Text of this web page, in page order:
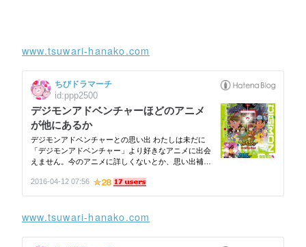
www.tsuwari-hanako.com
www.tsuwari-hanako.com